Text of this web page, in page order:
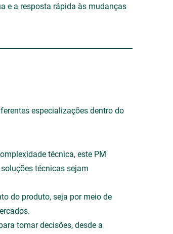
e a resposta rápida às mudanças
especializações dentro do
técnica, este PM
técnicas sejam
do produto, seja por meio de
tomar decisões, desde a